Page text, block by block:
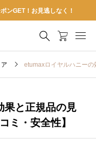
ンGET！お見逃しなく！
etumaxロイヤルハニー
果と正規品の見
ミ・安全性】